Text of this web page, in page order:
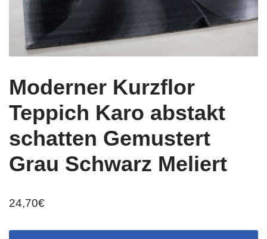
Moderner Kurzflor
Teppich Karo abstakt
schatten Gemustert
Grau Schwarz Meliert
24,70€